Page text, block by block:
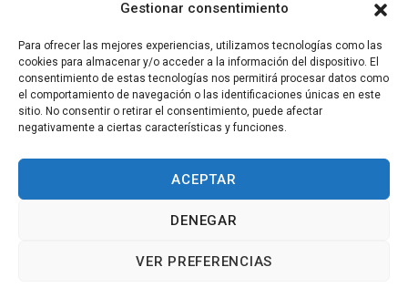
Gestionar consentimiento
Para ofrecer las mejores experiencias, utilizamos tecnologías como las
cookies para almacenar y/o acceder a la información del dispositivo. El
consentimiento de estas tecnologías nos permitirá procesar datos como
el comportamiento de navegación o las identificaciones únicas en este
sitio. No consentir o retirar el consentimiento, puede afectar
negativamente a ciertas características y funciones.
ACEPTAR
DENEGAR
VER PREFERENCIAS
Términos y Condiciones de UsoIPolítica de PrivacidadIPolítica de
Información CorporativaICanal Interno Denuncias
© 2025 Todos los derechos reservados.